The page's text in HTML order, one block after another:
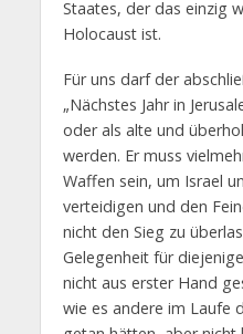
Staates, der das einzig
Holocaust ist.
Für uns darf der
„Nächstes Jahr in
oder als alte und
werden. Er muss
Waffen sein, um Israel
verteidigen und den
nicht den Sieg zu
Gelegenheit für
nicht aus erster Hand
wie es andere im Laufe